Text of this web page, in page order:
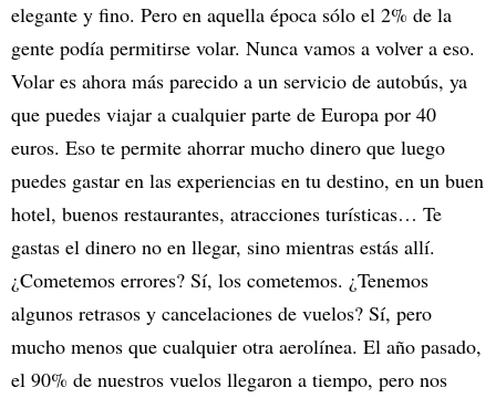
elegante y fino. Pero en aquella época sólo el 2% de la
gente podía permitirse volar. Nunca vamos a volver a eso.
Volar es ahora más parecido a un servicio de autobús, ya
que puedes viajar a cualquier parte de Europa por 40
euros. Eso te permite ahorrar mucho dinero que luego
puedes gastar en las experiencias en tu destino, en un buen
hotel, buenos restaurantes, atracciones turísticas… Te
gastas el dinero no en llegar, sino mientras estás allí.
¿Cometemos errores? Sí, los cometemos. ¿Tenemos
algunos retrasos y cancelaciones de vuelos? Sí, pero
mucho menos que cualquier otra aerolínea. El año pasado,
el 90% de nuestros vuelos llegaron a tiempo, pero nos